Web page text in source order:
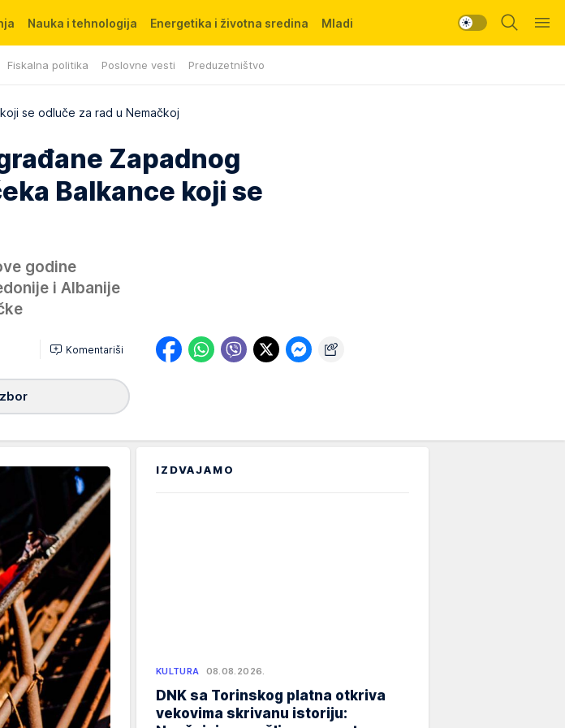
Fiskalna politika Poslovne vesti Preduzetništvo
Nauka i tehnologija Energetika i životna sredina Mladi
se odluče za rad u Nemačkoj
Zapadnog
Balkance koji se
godine
i Albanije
Komentariši
IZDVAJAMO
KULTURA 08.08.2026.
DNK sa Torinskog platna otkriva
vekovima skrivanu istoriju: